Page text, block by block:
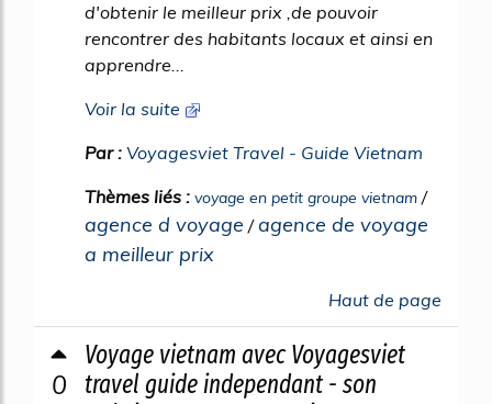
d'obtenir le meilleur prix ,de pouvoir
rencontrer des habitants locaux et ainsi en
apprendre...
Voir la suite
Par : Voyagesviet Travel - Guide Vietnam
Thèmes liés : voyage en petit groupe vietnam /
agence d voyage /agence de voyage
a meilleur prix
Haut de page
0
Voyage vietnam avec Voyagesviet
travel guide independant - son